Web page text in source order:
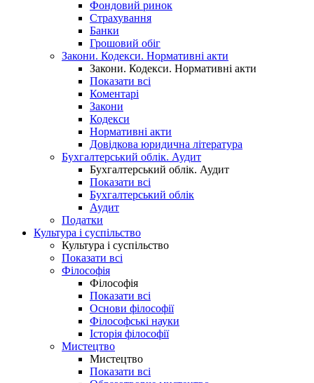
Фондовий ринок
Страхування
Банки
Грошовий обіг
Закони. Кодекси. Нормативні акти
Закони. Кодекси. Нормативні акти
Показати всі
Коментарі
Закони
Кодекси
Нормативні акти
Довідкова юридична література
Бухгалтерський облік. Аудит
Бухгалтерський облік. Аудит
Показати всі
Бухгалтерський облік
Аудит
Податки
Культура і суспільство
Культура і суспільство
Показати всі
Філософія
Філософія
Показати всі
Основи філософії
Філософські науки
Історія філософії
Мистецтво
Мистецтво
Показати всі